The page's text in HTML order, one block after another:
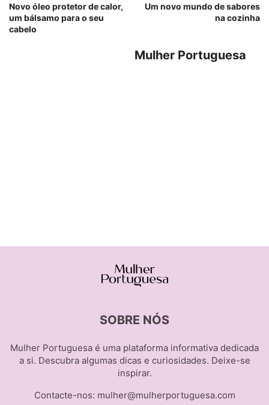
Novo óleo protetor de calor,
um bálsamo para o seu
cabelo
Um novo mundo de sabores
na cozinha
Mulher Portuguesa
SOBRE NÓS
Mulher Portuguesa é uma plataforma informativa dedicada
a si. Descubra algumas dicas e curiosidades. Deixe-se
inspirar.
Contacte-nos: mulher@mulherportuguesa.com